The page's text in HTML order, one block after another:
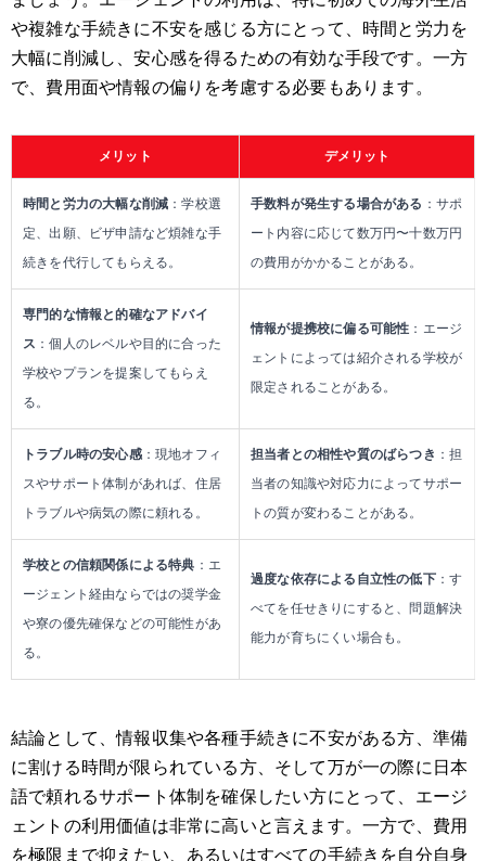
専門留学
【出発12～9ヶ月前】情報収集＆プランニング
【出発9～6ヶ月前】学校・プログラム決定＆出願
【出発6～4ヶ月前】学費支払い＆ビザ申請準備
【出発4～2ヶ月前】ビザ申請＆航空券・滞在先手配
【出発2～1ヶ月前】海外留学保険＆各種手続き
や複雑な手続きに不安を感じる方にとって、時間と労力を
大幅に削減し、安心感を得るための有効な手段です。一方
で、費用面や情報の偏りを考慮する必要もあります。
メリット デメリット
時間と労力の大幅な削減 ：学校選
定、出願、ビザ申請など煩雑な手
続きを代行してもらえる。
手数料が発生する場合がある ：サポ
ート内容に応じて数万円〜十数万円
の費用がかかることがある。
専門的な情報と的確なアドバイ
ス ：個人のレベルや目的に合った
学校やプランを提案してもらえ
る。
情報が提携校に偏る可能性 ：エージ
ェントによっては紹介される学校が
限定されることがある。
トラブル時の安心感：現地オフィ
スやサポート体制があれば、住居
トラブルや病気の際に頼れる。
担当者との相性や質のばらつき ：担
当者の知識や対応力によってサポー
トの質が変わることがある。
学校との信頼関係による特典 ：エ
ージェント経由ならではの奨学金
や寮の優先確保などの可能性があ
る。
過度な依存による自立性の低下：す
べてを任せきりにすると、問題解決
能力が育ちにくい場合も。
結論として、情報収集や各種手続きに不安がある方、準備
に割ける時間が限られている方、そして万が一の際に日本
語で頼れるサポート体制を確保したい方にとって、エージ
ェントの利用価値は非常に高いと言えます。一方で、費用
を極限まで抑えたい、あるいはすべての手続きを自分自身